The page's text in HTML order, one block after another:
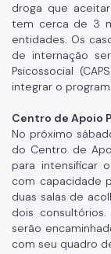
droga que
tem cerca de 3
entidades. Os
de internação
Psicossocial
integrar o
Centro de Apoio
No próximo
do Centro de
para intensificar
com capacidade
duas salas de
dois
serão
com seu quadro